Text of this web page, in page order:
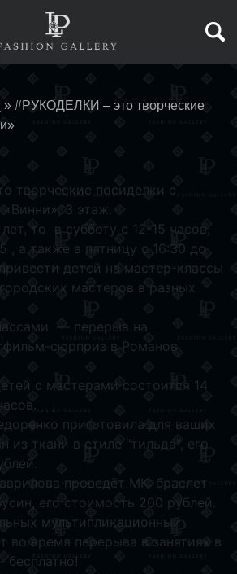
» #РУКОДЕЛКИ – это творческие
творческие посиделки с
3 этаж.
то в субботу с 12-15 часов,
, а также в пятницу с 16:30 до
детей на мастер-классы
мастеров в разных
— перерыв на
сюрприз в Романов
с мастерами состоится 14
приготовила для ваших
из ткани в стиле "тильда", его
проведёт МК: браслет
его стоимость 200 рублей.
мультипликационный
во время перерыва в занятиях в